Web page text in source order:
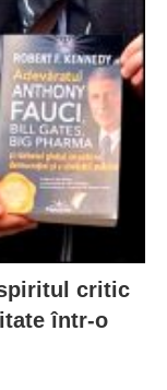
critic
într-o